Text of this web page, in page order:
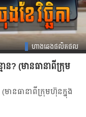
ហាងឆេងផលិតផល
ន? (មានធានាពីក្រុម
(មានធានាពីក្រុមហ៊ុនក្នុង